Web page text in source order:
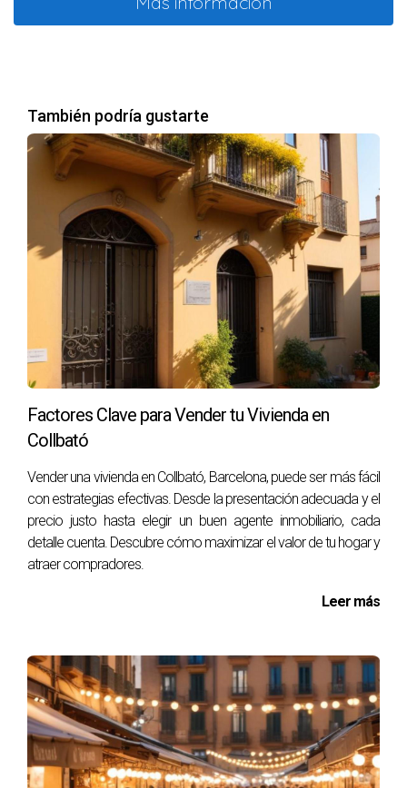
También podría gustarte
Factores Clave para Vender tu Vivienda en
Collbató
Vender una vivienda en Collbató, Barcelona, puede ser más fácil
con estrategias efectivas. Desde la presentación adecuada y el
precio justo hasta elegir un buen agente inmobiliario, cada
detalle cuenta. Descubre cómo maximizar el valor de tu hogar y
atraer compradores.
Leer más